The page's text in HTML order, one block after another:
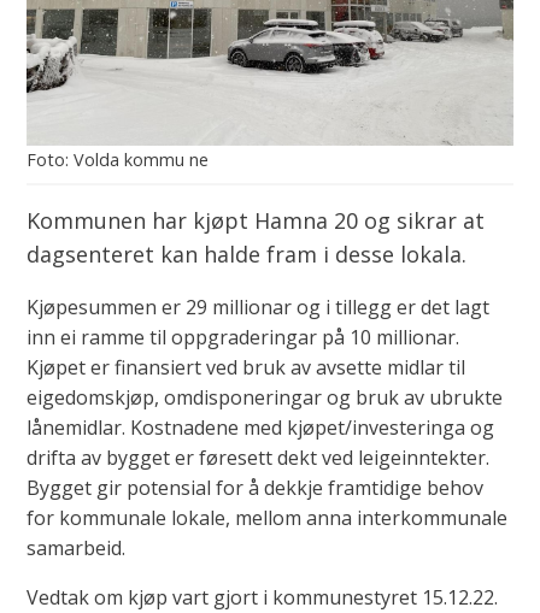
Volda kommu ne
Kommunen har kjøpt Hamna 20 og sikrar at
dagsenteret kan halde fram i desse lokala.
Kjøpesummen er 29 millionar og i tillegg er det lagt
inn ei ramme til oppgraderingar på 10 millionar.
Kjøpet er finansiert ved bruk av avsette midlar til
eigedomskjøp, omdisponeringar og bruk av ubrukte
lånemidlar. Kostnadene med kjøpet/investeringa og
drifta av bygget er føresett dekt ved leigeinntekter.
Bygget gir potensial for å dekkje framtidige behov
for kommunale lokale, mellom anna interkommunale
samarbeid.
Vedtak om kjøp vart gjort i kommunestyret 15.12.22.